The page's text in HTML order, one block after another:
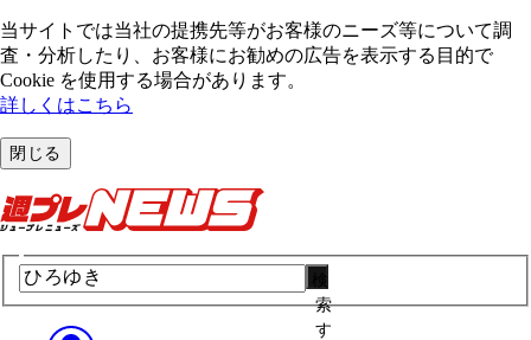
当サイトでは当社の提携先等がお客様のニーズ等について調
査・分析したり、お客様にお勧めの広告を表⽰する⽬的で
Cookie を使⽤する場合があります。
詳しくはこちら
閉じる
索
す